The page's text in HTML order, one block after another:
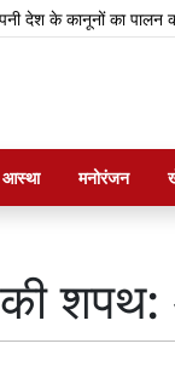
के कानूनों का पालन कर
आस्था मनोरंजन
शपथ: